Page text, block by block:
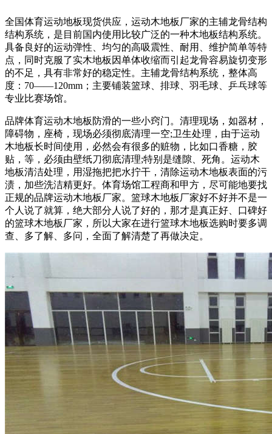
全国体育运动地板现货供应，运动木地板厂家的主辅龙骨结构
结构系统，是目前国内使用比较广泛的一种木地板结构系统。
具备良好的运动弹性、均匀的高吸震性、耐用、维护简单等特
点，同时克服了实木地板因单体收缩而引起龙骨容易旋切变形
的不足，具有非常好的稳定性。主辅龙骨结构系统，整体高
度：70——120mm；主要铺装篮球、排球、羽毛球、乒乓球等
专业比赛场馆。
品牌体育运动木地板防滑的一些小窍门。清理现场，如器材，
障碍物，座椅，现场必须彻底清理一空;卫生处理，由于运动
木地板长时间使用，必然会有很多的赃物，比如口香糖，胶
贴，等，必须由壁纸刀彻底清理;特别是缝隙、死角。运动木
地板清洁处理，用湿拖把把水拧干，清除运动木地板表面的污
渍，加些洗洁精更好。体育场馆工程商和甲方，尽可能地要找
正规的品牌运动木地板厂家。篮球木地板厂家好不好并不是一
个人说了就算，绝大部分人说了好的，那才是真正好、口碑好
的篮球木地板厂家，所以大家在进行篮球木地板选购时要多调
查、多了解、多问，全面了解清楚了再做决定。